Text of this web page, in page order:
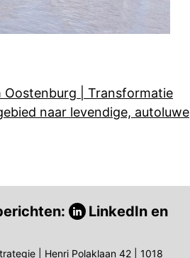
Oostenburg | Transformatie
naar levendige, autoluwe
LinkedIn en
| Henri Polaklaan 42 | 1018